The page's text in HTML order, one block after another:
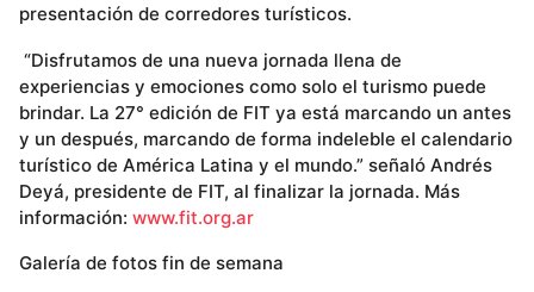
presentación de corredores turísticos.
“Disfrutamos de una nueva jornada llena de
experiencias y emociones como solo el turismo puede
brindar. La 27° edición de FIT ya está marcando un antes
y un después, marcando de forma indeleble el calendario
turístico de América Latina y el mundo.” señaló Andrés
Deyá, presidente de FIT, al finalizar la jornada. Más
información: www.fit.org.ar
Galería de fotos fin de semana